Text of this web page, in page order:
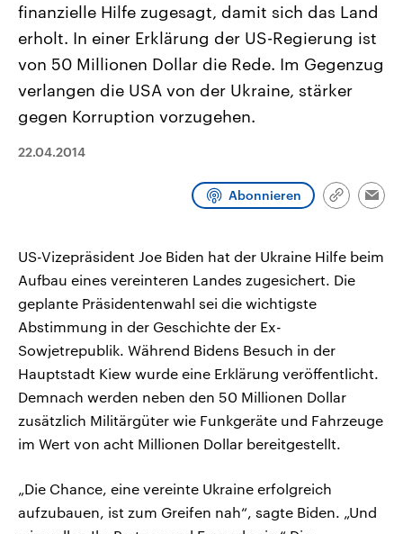
Landtagswahl Sachsen-Anhalt
2026
Alle Informationen
Sachsen-Anhalt wählt am 6.
September 2026 einen neuen
Landtag. Seit 2021 wird das
CDU, SPD und FDP regiert.-
Wahlprogramme, aktuelle Berichte
und Hintergründe zu den Parteien
USA
Aktuelle Beiträge,
Hintergründe
Wirtschaftlich und
gehören die Vereinigten
Programm Podcasts
finanzielle Hilfe zugesagt, damit sich das Land
erholt. In einer Erklärung der US-Regierung ist
von 50 Millionen Dollar die Rede. Im Gegenzug
verlangen die USA von der Ukraine, stärker
gegen Korruption vorzugehen.
22.04.2014
Abonnieren
Link
US-Vizepräsident Joe Biden hat der Ukraine Hilfe beim
Aufbau eines vereinteren Landes zugesichert. Die
geplante Präsidentenwahl sei die wichtigste
Abstimmung in der Geschichte der Ex-
Sowjetrepublik. Während Bidens Besuch in der
Hauptstadt Kiew wurde eine Erklärung veröffentlicht.
Demnach werden neben den 50 Millionen Dollar
zusätzlich Militärgüter wie Funkgeräte und Fahrzeuge
im Wert von acht Millionen Dollar bereitgestellt.
„Die Chance, eine vereinte Ukraine erfolgreich
aufzubauen, ist zum Greifen nah“, sagte Biden. „Und